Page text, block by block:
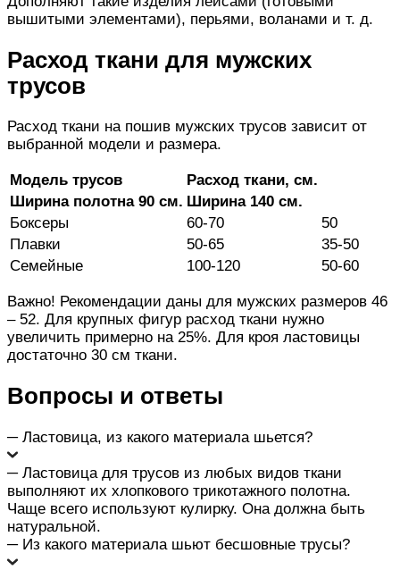
вышитыми элементами), перьями, воланами и т. д.
Расход ткани для мужских
трусов
Расход ткани на пошив мужских трусов зависит от
выбранной модели и размера.
Модель трусов Расход ткани, см.
Ширинаполотна 90 см. Ширина140 см.
Боксеры
60-70
50
Плавки
50-65
35-50
Семейные
100-120 50-60
Важно! Рекомендации даны для мужских размеров 46
– 52. Для крупных фигур расход ткани нужно
увеличить примерно на 25%. Для кроя ластовицы
достаточно 30 см ткани.
Вопросы и ответы
─ Ластовица, из какого материала шьется?
─ Ластовица для трусов из любых видов ткани
выполняют их хлопкового трикотажного полотна.
Чаще всего используют кулирку. Она должна быть
натуральной.
─ Из какого материала шьют бесшовные трусы?